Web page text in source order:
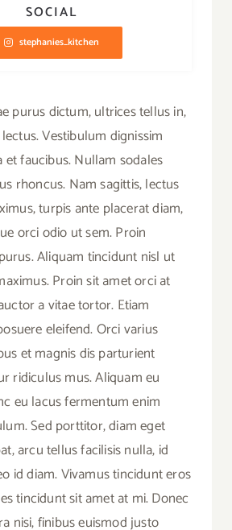
SOCIAL
stephanies_kitchen
purus dictum, ultrices tellus in,
Vestibulum dignissim
et faucibus. Nullam sodales
rhoncus. Nam sagittis, lectus
turpis ante placerat diam,
orci odio ut sem. Proin
Aliquam tincidunt nisl ut
Proin sit amet orci at
a vitae tortor. Etiam
eleifend. Orci varius
et magnis dis parturient
ridiculus mus. Aliquam eu
eu lacus fermentum enim
Sed porttitor, diam eget
arcu tellus facilisis nulla, id
id diam. Vivamus tincidunt eros
tincidunt sit amet at mi. Donec
nisi, finibus euismod justo